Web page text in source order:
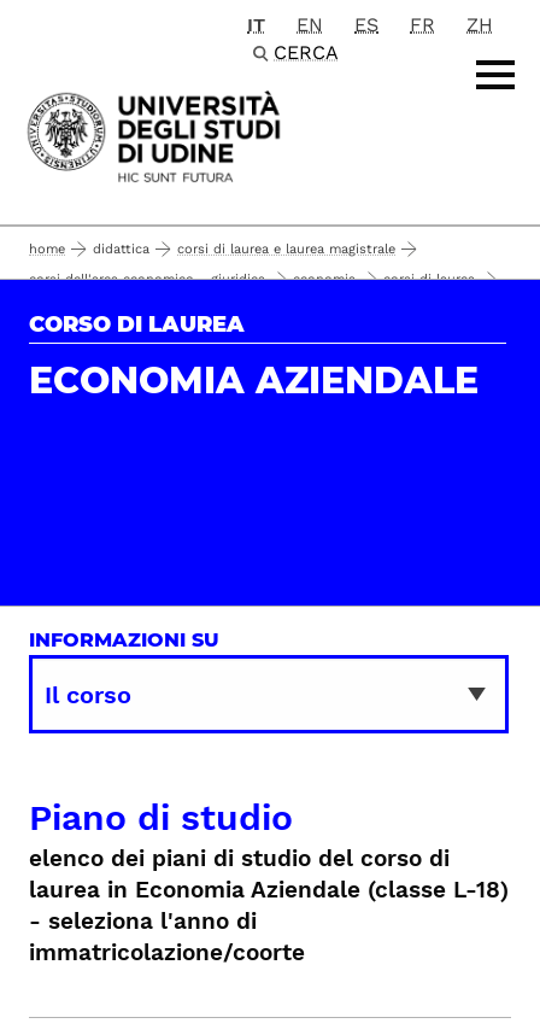
Passa al contenuto principale
IT EN ES FR
ZH
CERCA
home didattica
corsi di laurea e laurea magistrale
corsi dell'area economico - giuridica
economia corsi di laurea
economia aziendale il corso
CORSO DI LAUREA
ECONOMIA AZIENDALE
INFORMAZIONI SU
Piano di studio
elenco dei piani di studio del corso di
laurea in Economia Aziendale (classe L-18)
- seleziona l'anno di
immatricolazione/coorte